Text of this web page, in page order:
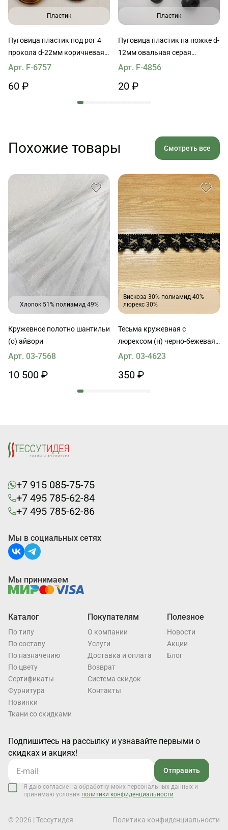
Пластик
Пуговица пластик под рог 4
прокола d-22мм коричневая с
черно-молочными
Арт. F-6757
60 ₽
Пластик
Пуговица пластик на ножке d-
12мм овальная серая
перламутровая
Арт. F-4856
20 ₽
Похожие товары Смотреть все
Хлопок 51% полиамид 49%
Кружевное полотно шантильи
(о) айвори
Арт. 03-7568
10 500 ₽
Вискоза 30% полиамид 40%
люрекс 30%
Тесьма кружевная с
люрексом (н) черно-бежевая
ш-3,5см
Арт. 03-4623
350 ₽
+7 915 085-75-75
+7 495 785-62-84
+7 495 785-62-86
Каталог
По типу
По составу
По назначению
По цвету
Cертификаты
Фурнитура
Новинки
Ткани со скидками
Покупателям
О компании
Услуги
Доставка и оплата
Возврат
Система скидок
Контакты
Полезное
Новости
Акции
Блог
Подпишитесь на рассылку и узнавайте первыми о
скидках и акциях!
Отправить
Я даю согласие на обработку моих персональных данных и
принимаю условия политики конфиденциальности
Мы в социальных сетях
Мы принимаем
© 2026 | Тессутидея Политика конфиденциальности